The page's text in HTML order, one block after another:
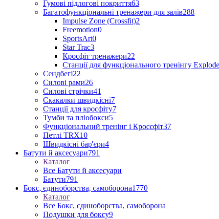
Гумові підлогові покриття63
Багатофункціональні тренажери для залів288
Impulse Zone (Crossfit)2
Freemotion0
SportsArt0
Star Trac3
Кросфіт тренажери22
Станції для функціонального тренінгу Explode
Сендбегі22
Силові рами26
Силові стрічки41
Скакалки швидкісні7
Станції для кросфіту7
Тумби та пліобокси5
Функціональний тренінг і Кроссфіт37
Петлі TRX10
Швидкісні бар'єри4
Батути й аксесуари791
Каталог
Все Батути й аксесуари
Батути791
Бокс, єдиноборства, самоборона1770
Каталог
Все Бокс, єдиноборства, самоборона
Подушки для боксу9